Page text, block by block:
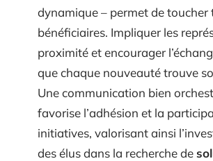
dynamique – permet de toucher
bénéficiaires. Impliquer les
proximité et encourager
que chaque nouveauté trouve
Une communication bien
favorise l’adhésion et la
initiatives, valorisant ainsi
des élus dans la recherche de